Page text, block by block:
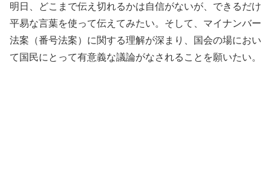
明日、どこまで伝え切れるかは自信がないが、できるだけ
平易な言葉を使って伝えてみたい。そして、マイナンバー
法案（番号法案）に関する理解が深まり、国会の場におい
て国民にとって有意義な議論がなされることを願いたい。